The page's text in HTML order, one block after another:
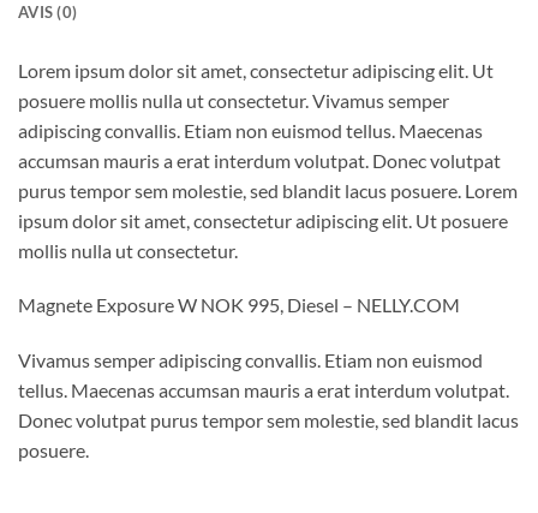
AVIS (0)
Lorem ipsum dolor sit amet, consectetur adipiscing elit. Ut
posuere mollis nulla ut consectetur. Vivamus semper
adipiscing convallis. Etiam non euismod tellus. Maecenas
accumsan mauris a erat interdum volutpat. Donec volutpat
purus tempor sem molestie, sed blandit lacus posuere. Lorem
ipsum dolor sit amet, consectetur adipiscing elit. Ut posuere
mollis nulla ut consectetur.
Magnete Exposure W NOK 995, Diesel – NELLY.COM
Vivamus semper adipiscing convallis. Etiam non euismod
tellus. Maecenas accumsan mauris a erat interdum volutpat.
Donec volutpat purus tempor sem molestie, sed blandit lacus
posuere.